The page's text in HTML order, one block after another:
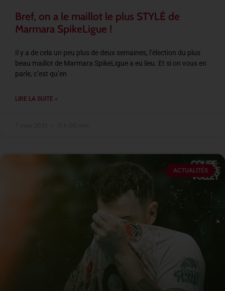
Bref, on a le maillot le plus STYLÉ de
Marmara SpikeLigue !
Il y a de cela un peu plus de deux semaines, l’élection du plus
beau maillot de Marmara SpikeLigue a eu lieu. Et si on vous en
parle, c’est qu’en
LIRE LA SUITE »
ACTUALITÉS